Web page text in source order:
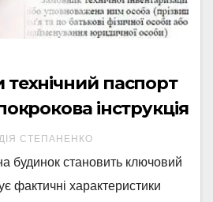
паспорт
інструкція
СТЕПАНЕНКО
будинок становить ключовий
фактичні характеристики